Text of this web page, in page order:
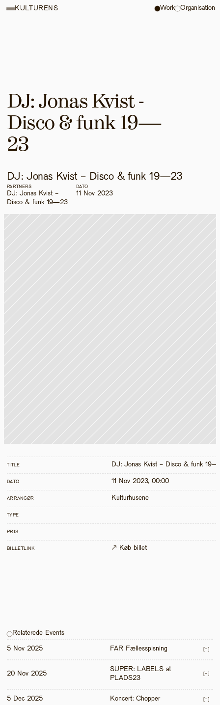
DJ: Jonas Kvist -
Disco & funk 19—
23
DJ: Jonas Kvist - Disco & funk 19—23
PARTNERS
DJ: Jonas Kvist -
Disco & funk 19—23
DATO
11 Nov 2023
TITLE DJ: Jonas Kvist - Disco & funk
DATO 11 Nov 2023, 00:00
ARRANGØR Kulturhusene
TYPE
PRIS
BILLETLINK ↗ Køb billet
Relaterede Events
5 Nov 2025 FAR Fællesspisning [+]
20 Nov 2025
SUPER: LABELS at
PLADS23
[+]
5 Dec 2025 Koncert: Chopper [+]
KULTURENS Work Organisation